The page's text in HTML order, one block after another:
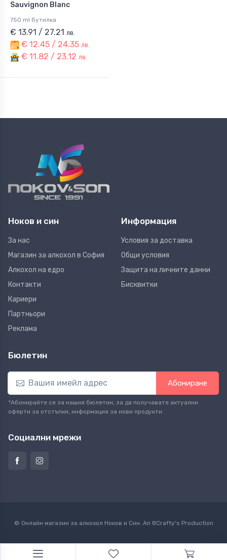
Sauvignon Blanc
750 ml бутилка
€ 13.91 / 27.21 лв.
€ 12.45 / 24.35 лв.
€ 11.82 / 23.12 лв.
Ноков и син
За нас
Магазин за алкохол в София
Алкохол на едро
Контакти
Кариери
Партньори
Реклама
Информация
Условия за доставка
Общи условия
Защита на личните данни
Бисквитки
Бюлетин
Абониране
*Абонирайте се за нашия бюлетин, за да получавате актуални
оферти за отстъпки, информация за нови продукти.
Социални мрежи
© Онлайн магазин за алкохол Ноков и Син. An 8Crafty's Production